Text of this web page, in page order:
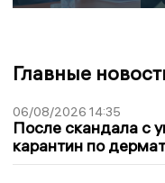
Главные
06/08/2026 14:35
После скандала с
карантин по